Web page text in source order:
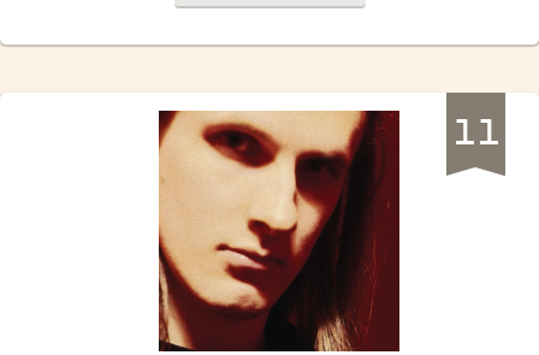
11